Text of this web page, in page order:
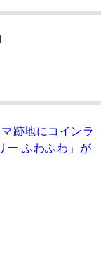
跡地にコインラ
ー ふわふわ」が